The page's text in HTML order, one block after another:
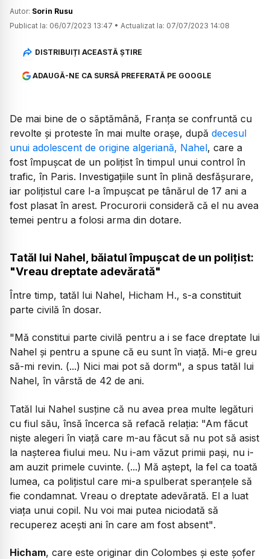
Autor: Sorin Rusu
Publicat la: 06/07/2023 13:47 • Actualizat la: 07/07/2023 14:08
DISTRIBUIȚI ACEASTĂ ȘTIRE
ADAUGĂ-NE CA SURSĂ PREFERATĂ PE GOOGLE
De mai bine de o săptămână, Franța se confruntă cu
revolte și proteste în mai multe orașe, după decesul
unui adolescent de origine algeriană, Nahel, care a
fost împușcat de un polițist în timpul unui control în
trafic, în Paris. Investigațiile sunt în plină desfășurare,
iar polițistul care l-a împușcat pe tânărul de 17 ani a
fost plasat în arest. Procurorii consideră că el nu avea
temei pentru a folosi arma din dotare.
Tatăl lui Nahel, băiatul împușcat de un polițist:
"Vreau dreptate adevărată"
Între timp, tatăl lui Nahel, Hicham H., s-a constituit
parte civilă în dosar.
"Mă constitui parte civilă pentru a i se face dreptate lui
Nahel şi pentru a spune că eu sunt în viaţă. Mi-e greu
să-mi revin. (...) Nici mai pot să dorm", a spus tatăl lui
Nahel, în vârstă de 42 de ani.
Tatăl lui Nahel susține că nu avea prea multe legături
cu fiul său, însă încerca să refacă relația: "Am făcut
nişte alegeri în viaţă care m-au făcut să nu pot să asist
la naşterea fiului meu. Nu i-am văzut primii paşi, nu i-
am auzit primele cuvinte. (...) Mă aştept, la fel ca toată
lumea, ca poliţistul care mi-a spulberat speranţele să
fie condamnat. Vreau o dreptate adevărată. El a luat
viaţa unui copil. Nu voi mai putea niciodată să
recuperez aceşti ani în care am fost absent".
Hicham, care este originar din Colombes și este șofer